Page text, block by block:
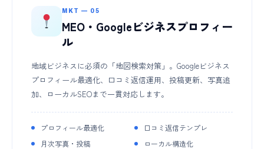
MKT — 05
MEO・Googleビジネスプロフィー
ル
地域ビジネスに必須の「地図検索対策」。Googleビジネス
プロフィール最適化、口コミ返信運用、投稿更新、写真追
加、ローカルSEOまで一貫対応します。
プロフィール最適化
口コミ返信テンプレ
月次写真・投稿
ローカル構造化